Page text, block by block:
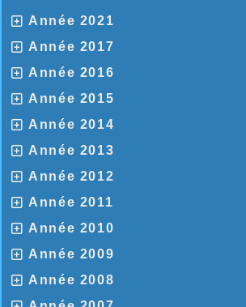
Année 2021
Année 2017
Année 2016
Année 2015
Année 2014
Année 2013
Année 2012
Année 2011
Année 2010
Année 2009
Année 2008